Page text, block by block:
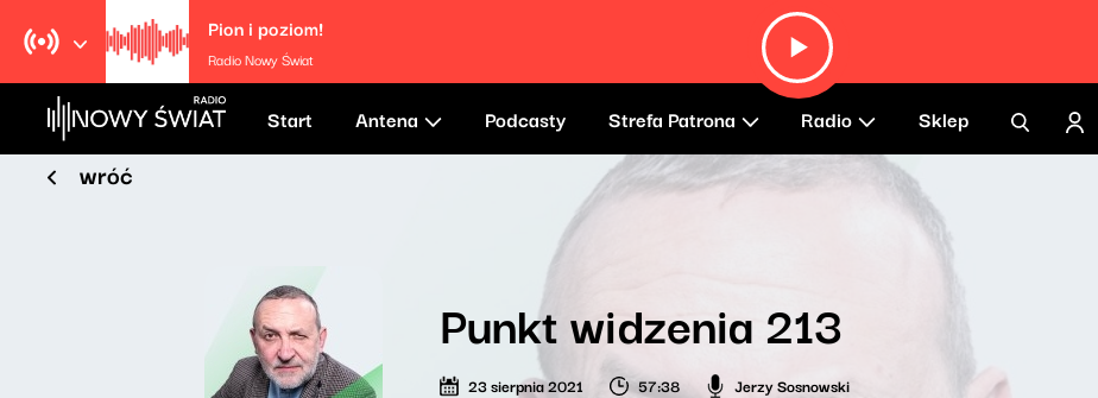
Pion i poziom!
Radio Nowy Świat
Start Antena Podcasty Strefa Patrona Radio Sklep
wróć
Punkt widzenia 213
23 sierpnia 2021 57:38 Jerzy Sosnowski